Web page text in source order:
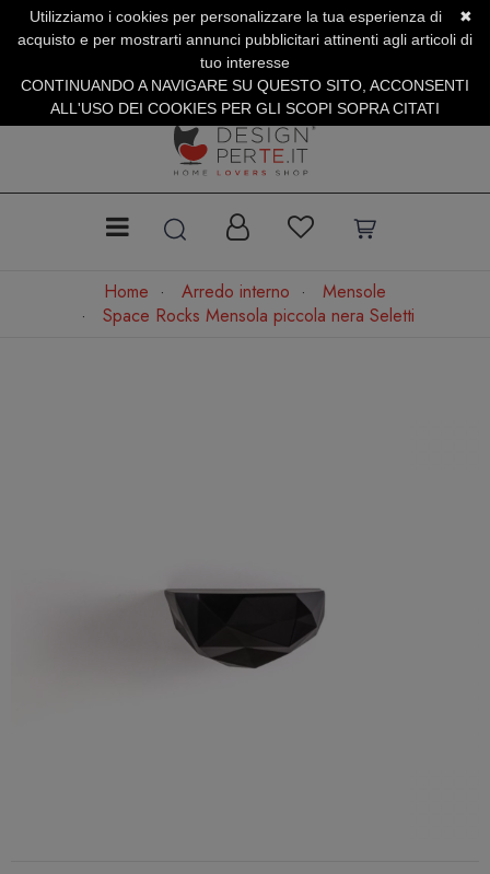
SERVIZIO CLIENTI +39.0773.470.562
SUMMER SALES | Fino al 31 Agosto
Home Arredo interno
Mensole
Space Rocks Mensola piccola nera Seletti
✖
Utilizziamo i cookies per personalizzare la tua esperienza di
acquisto e per mostrarti annunci pubblicitari attinenti agli articoli di
tuo interesse
CONTINUANDO A NAVIGARE SU QUESTO SITO, ACCONSENTI
ALL'USO DEI COOKIES PER GLI SCOPI SOPRA CITATI